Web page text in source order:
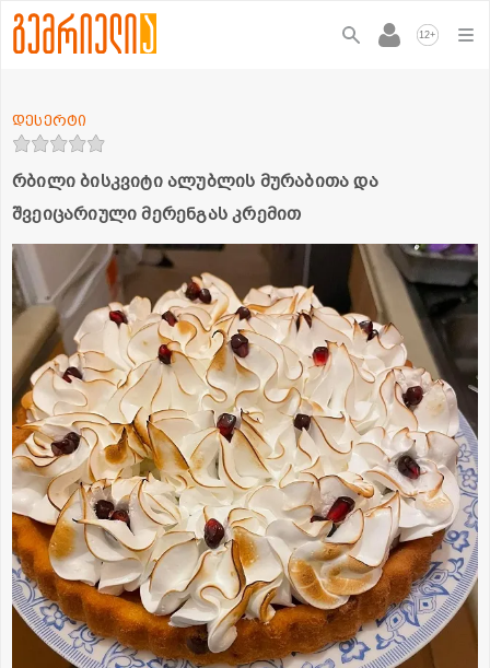
12+
რბილი ბისკვიტი ალუბლის მურაბითა და
შვეიცარიული მერენგას კრემით
დესერტი